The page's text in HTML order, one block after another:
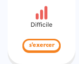
Difficile
s'exercer